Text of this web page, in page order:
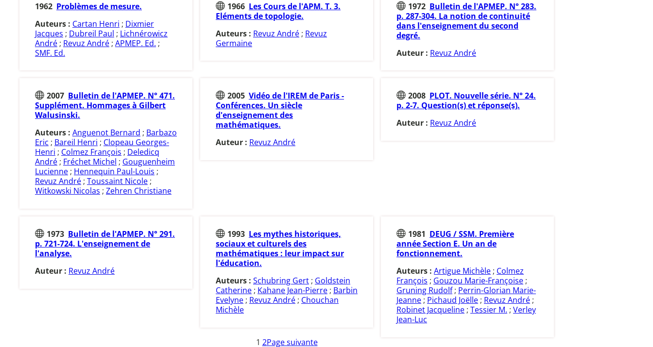
1962 Problèmes de mesure.
Auteurs : Cartan Henri ; Dixmier
Jacques ; Dubreil Paul ; Lichnérowicz
André ; Revuz André ; APMEP. Ed. ;
SMF. Ed.
1966 Les Cours de l'APM. T. 3.
Eléments de topologie.
Auteurs : Revuz André ; Revuz
Germaine
1972 Bulletin de l'APMEP. N° 283.
p. 287-304. La notion de continuité
dans l'enseignement du second
degré.
Auteur : Revuz André
2007 Bulletin de l'APMEP. N° 471.
Supplément. Hommages à Gilbert
Walusinski.
Auteurs : Anguenot Bernard ; Barbazo
Eric ; Bareil Henri ; Clopeau Georges-
Henri ; Colmez François ; Deledicq
André ; Fréchet Michel ; Gouguenheim
Lucienne ; Hennequin Paul-Louis ;
Revuz André ; Toussaint Nicole ;
Witkowski Nicolas ; Zehren Christiane
2005 Vidéo de l'IREM de Paris -
Conférences. Un siècle
d'enseignement des
mathématiques.
Auteur : Revuz André
2008 PLOT. Nouvelle série. N° 24.
p. 2-7. Question(s) et réponse(s).
Auteur : Revuz André
1973 Bulletin de l'APMEP. N° 291.
p. 721-724. L'enseignement de
l'analyse.
Auteur : Revuz André
1993 Les mythes historiques,
sociaux et culturels des
mathématiques : leur impact sur
l'éducation.
Auteurs : Schubring Gert ; Goldstein
Catherine ; Kahane Jean-Pierre ; Barbin
Evelyne ; Revuz André ; Chouchan
Michèle
1981 DEUG / SSM. Première
année Section E. Un an de
fonctionnement.
Auteurs : Artigue Michèle ; Colmez
François ; Gouzou Marie-Françoise ;
Gruning Rudolf; Perrin-Glorian Marie-
Jeanne ; Pichaud Joëlle ; Revuz André ;
Robinet Jacqueline ; Tessier M. ; Verley
Jean-Luc
1 2Page suivante